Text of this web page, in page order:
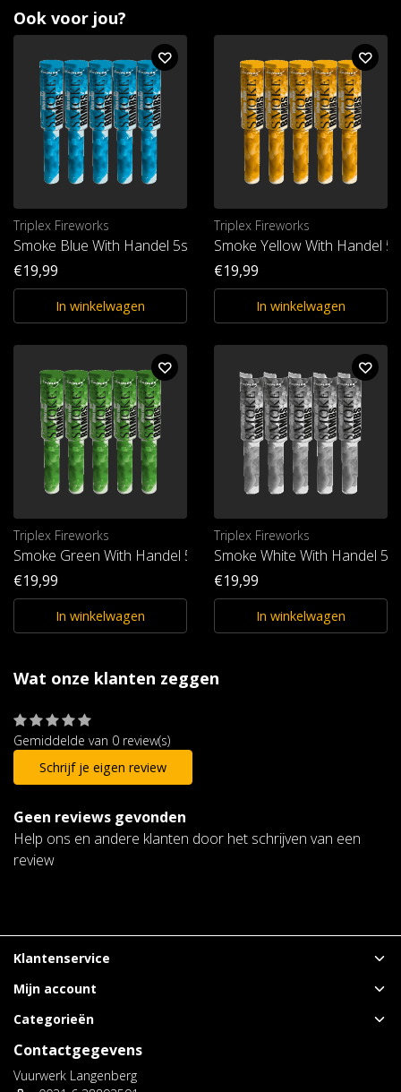
Ook voor jou?
Triplex Fireworks
Smoke Blue With Handel 5st. T1
€19,99
In winkelwagen
Triplex Fireworks
Smoke Yellow With Handel
€19,99
In winkelwagen
Triplex Fireworks
Smoke Green With Handel 5st. T1
€19,99
In winkelwagen
Triplex Fireworks
Smoke White With Handel
€19,99
In winkelwagen
Wat onze klanten zeggen
Gemiddelde van 0 review(s)
Schrijf je eigen review
Geen reviews gevonden
Help ons en andere klanten door het schrijven van een
review
Klantenservice
Mijn account
Categorieën
Contactgegevens
Vuurwerk Langenberg